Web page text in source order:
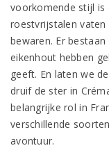
voorkomende stijl is
roestvrijstalen
bewaren. Er
eikenhout hebben
geeft. En laten we
druif de ster in
belangrijke rol in
verschillende
avontuur.